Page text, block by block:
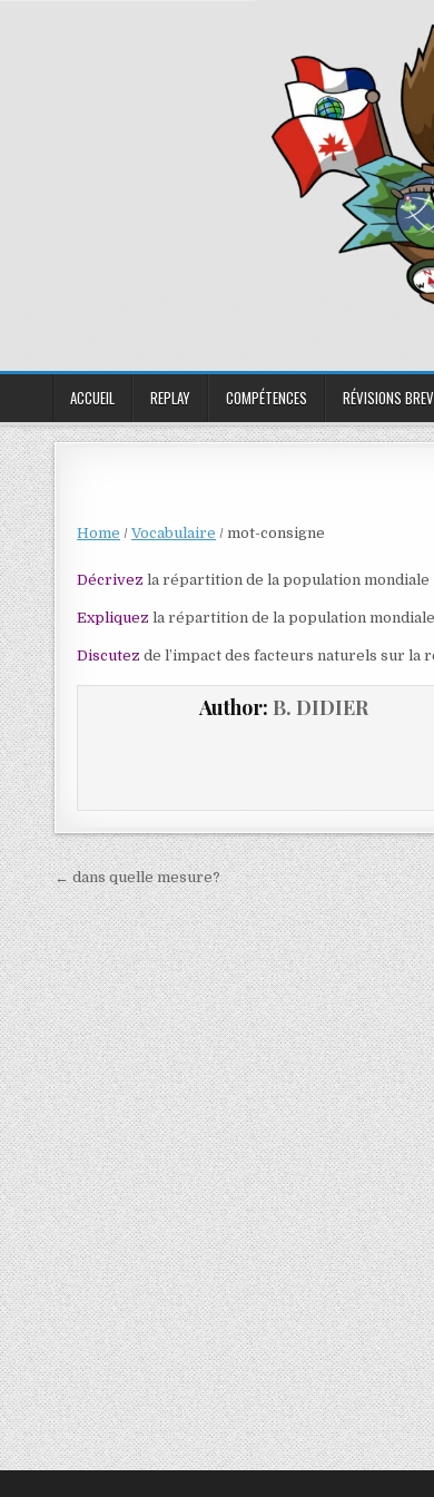
ACCUEIL REPLAY COMPÉTENCES RÉVISIONS
Home /Vocabulaire /mot-consigne
Décrivez la répartition de la population mondiale
Expliquez la répartition de la population mondiale
Discutez de l’impact des facteurs naturels sur la
Author: B. DIDIER
← dans quelle mesure?